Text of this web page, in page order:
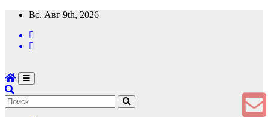
Перейти
содержимому
Вс. Авг 9th, 2026